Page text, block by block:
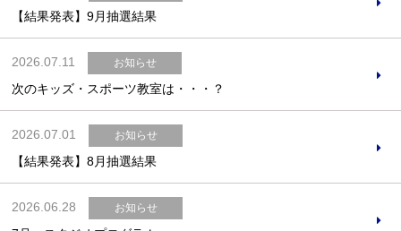
【結果発表】9月抽選結果
2026.07.11 お知らせ
次のキッズ・スポーツ教室は・・・？
2026.07.01 お知らせ
【結果発表】8月抽選結果
2026.06.28 お知らせ